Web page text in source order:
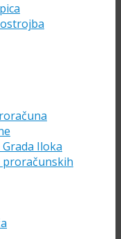
Iloka
proračunskih